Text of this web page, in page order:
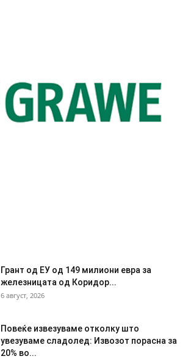
Грант од ЕУ од 149 милиони евра за
железницата од Коридор...
6 август, 2026
Повеќе извезуваме отколку што
увезуваме сладолед: Извозот порасна за
20% во...